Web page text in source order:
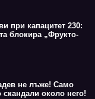
при капацитет 230:
блокира „Фрукто-
не лъже! Само
скандали около него!